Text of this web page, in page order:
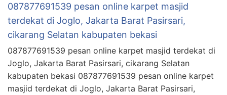
087877691539 pesan online karpet masjid
terdekat di Joglo, Jakarta Barat Pasirsari,
cikarang Selatan kabupaten bekasi
087877691539 pesan online karpet masjid terdekat di
Joglo, Jakarta Barat Pasirsari, cikarang Selatan
kabupaten bekasi 087877691539 pesan online karpet
masjid terdekat di Joglo, Jakarta Barat Pasirsari,